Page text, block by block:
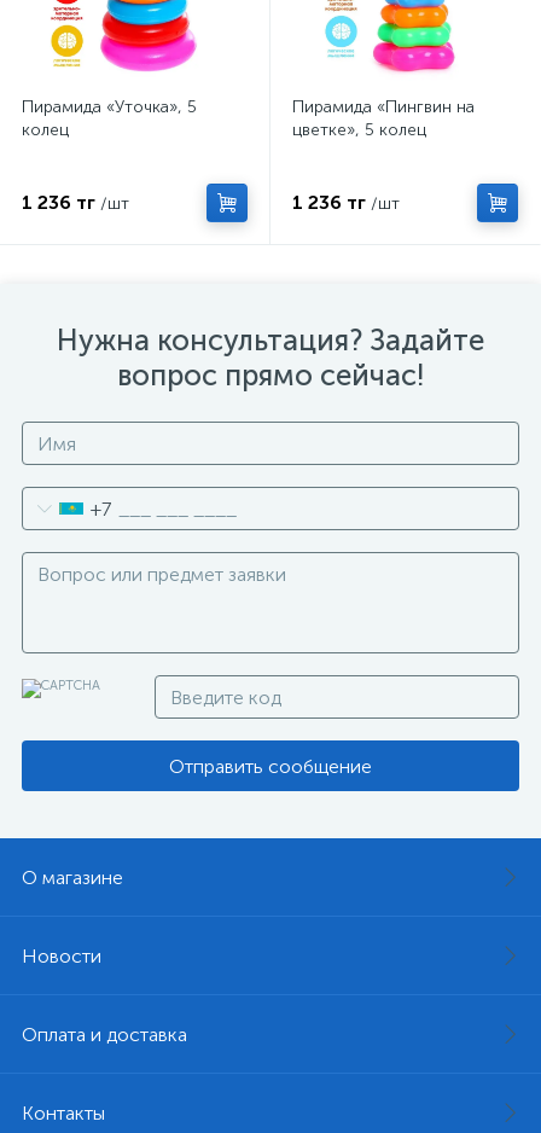
Пирамида «Уточка», 5
колец
1 236 тг /шт
Пирамида «Пингвин на
цветке», 5 колец
1 236 тг /шт
Нужна консультация? Задайте
вопрос прямо сейчас!
+7
Отправить сообщение
О магазине
Новости
Оплата и доставка
Контакты